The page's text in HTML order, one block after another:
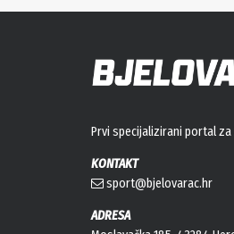
Prvi specijalizirani portal
KONTAKT
sport@bjelovarac.hr
ADRESA